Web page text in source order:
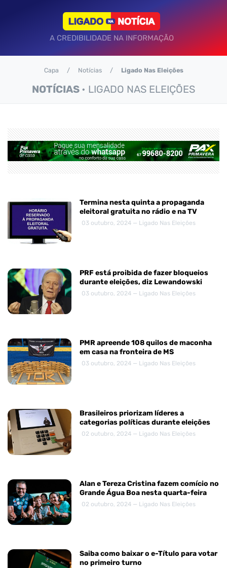
A CREDIBILIDADE NA INFORMAÇÃO
NOTÍCIAS • LIGADO NAS ELEIÇÕES
Capa Notícias Ligado Nas Eleições
Termina nesta quinta a propaganda
eleitoral gratuita no rádio e na TV
03 outubro, 2024 — Ligado Nas Eleições
PRF está proibida de fazer bloqueios
durante eleições, diz Lewandowski
03 outubro, 2024 — Ligado Nas Eleições
PMR apreende 108 quilos de maconha
em casa na fronteira de MS
03 outubro, 2024 — Ligado Nas Eleições
Brasileiros priorizam líderes a
categorias políticas durante eleições
02 outubro, 2024 — Ligado Nas Eleições
Alan e Tereza Cristina fazem comício no
Grande Água Boa nesta quarta-feira
02 outubro, 2024 — Ligado Nas Eleições
Saiba como baixar o e-Título para votar
no primeiro turno